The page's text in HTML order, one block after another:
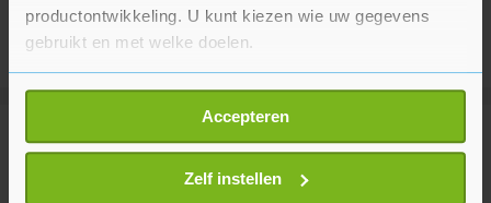
productontwikkeling. U kunt kiezen wie uw gegevens
gebruikt en met welke doelen.
Als u het toestaat, willen we ook graag:
Informatie verzamelen over uw geografische
locatie, die tot een paar meter nauwkeurig kan zijn
Uw apparaat identificeren door het actief te
Accepteren
Zelf instellen
Meer uit Financieel